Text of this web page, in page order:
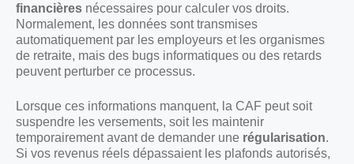
financières nécessaires pour calculer vos droits.
Normalement, les données sont transmises
automatiquement par les employeurs et les organismes
de retraite, mais des bugs informatiques ou des retards
peuvent perturber ce processus.
Lorsque ces informations manquent, la CAF peut soit
suspendre les versements, soit les maintenir
temporairement avant de demander une régularisation.
Si vos revenus réels dépassaient les plafonds autorisés,